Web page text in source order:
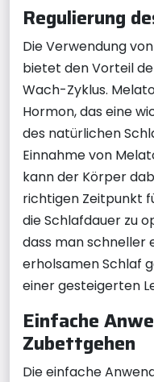
Regulierung
Die Verwendung
bietet den Vorteil
Wach-Zyklus.
Hormon, das eine
des natürlichen
Einnahme von
kann der Körper
richtigen Zeitpunkt
die Schlafdauer zu
dass man schneller
erholsamen Schlaf
einer gesteigerten
Einfache
Zubettgehen
Die einfache